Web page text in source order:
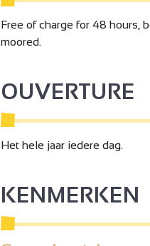
Free of charge for 48 hours,
moored.
OUVERTURE
Het hele jaar iedere dag.
KENMERKEN